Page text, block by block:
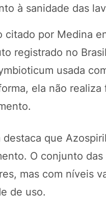
à sanidade das
citado por Medina
registrado no
usada
ela não
destaca que
O conjunto
mas com níveis
de uso.